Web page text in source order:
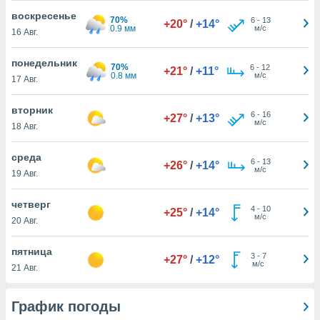
действия
на веб-
основе.
в нашей
cookie
cookie
в
нашего
ВЫ
воскресенье
16 Авг.
70%
0.9 мм
+20° / +14° 6- 13
м/с
понедельник
17 Авг.
70%
0.8 мм
+21° / +11° 6 - 12
м/с
вторник
18 Авг.
+27° / +13° 6- 16
м/с
среда
19 Авг.
+26° / +14° 6- 13
м/с
четверг
20 Авг.
+25° / +14° 4- 10
м/с
пятница
21 Авг.
+27° / +12° 3- 7
м/с
График погоды